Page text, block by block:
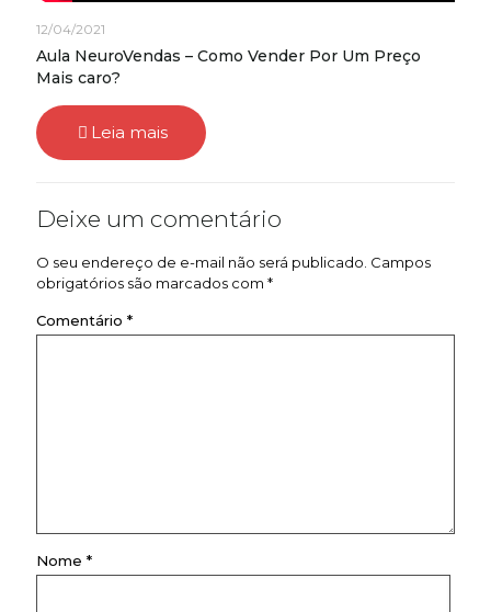
12/04/2021
Aula NeuroVendas – Como Vender Por Um Preço
Mais caro?
Leia mais
Deixe um comentário
O seu endereço de e-mail não será publicado. Campos
obrigatórios são marcados com *
Comentário *
Nome *